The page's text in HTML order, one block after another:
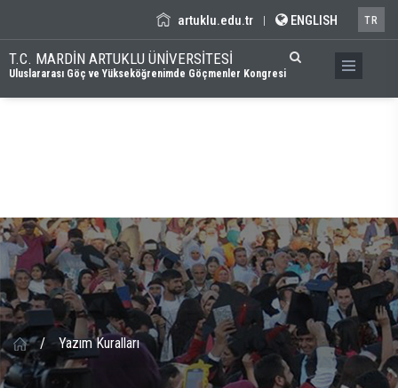
artuklu.edu.tr | ENGLISH TR
T.C. MARDİN ARTUKLU ÜNİVERSİTESİ
Uluslararası Göç ve Yükseköğrenimde Göçmenler Kongresi
/ Yazım Kuralları